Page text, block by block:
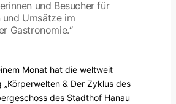
und Besucher für
und Umsätze im
Gastronomie.“
Monat hat die weltweit
& Der Zyklus des
des Stadthof Hanau